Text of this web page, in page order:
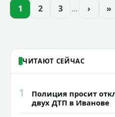
областей
1 2 3 … › »
ЧИТАЮТ СЕЙЧАС
1
Полиция просит
двух ДТП в Иванове